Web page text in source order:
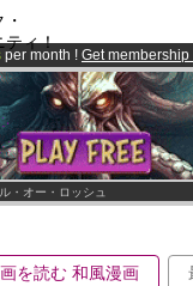
ティ！
per month ! Get membership
comics & mangas!.
・オー・ロッシュ
を読む 和風漫画